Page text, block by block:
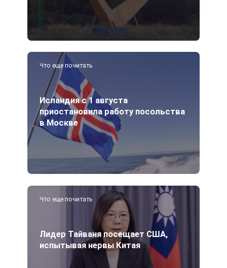
Что еще почитать
Исландия с 1 августа
приостановила работу посольства
в Москве
Что еще почитать
Лидер Тайваня посещает США,
испытывая нервы Китая